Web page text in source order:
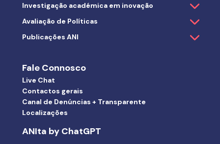
Investigação académica em inovação
Avaliação de Políticas
Publicações ANI
Fale Connosco
Live Chat
Contactos gerais
Canal de Denúncias + Transparente
Localizações
ANIta by ChatGPT